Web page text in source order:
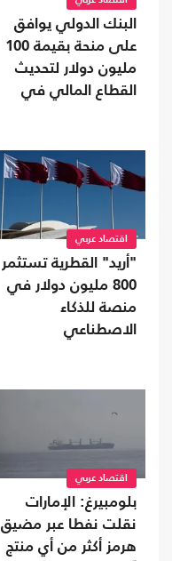
البنك الدولي يوافق
على منحة بقيمة 100
مليون دولار لتحديث
القطاع المالي في
اقتصاد عربي
"أريد" القطرية تستثمر
800 مليون دولار في
منصة للذكاء
الاصطناعي
اقتصاد عربي
بلومبيرغ: الإمارات
نقلت نفطا عبر مضيق
هرمز أكثر من أي منتج